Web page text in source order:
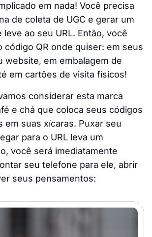
em nada! Você precisa
de coleta de UGC e gerar um
leve ao seu URL. Então, você
código QR onde quiser: em seus
website, em embalagem de
em cartões de visita físicos!
considerar esta marca
e chá que coloca seus códigos
em suas xícaras. Puxar seu
para o URL leva um
você será imediatamente
seu telefone para ele, abrir
seus pensamentos: